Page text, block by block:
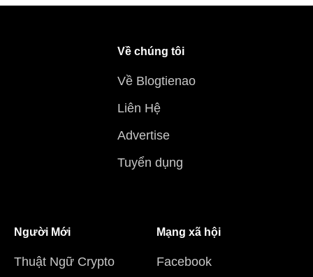
Về chúng tôi
Về Blogtienao
Liên Hệ
Advertise
Tuyển dụng
Người Mới
Thuật Ngữ Crypto
Mạng xã hội
Facebook